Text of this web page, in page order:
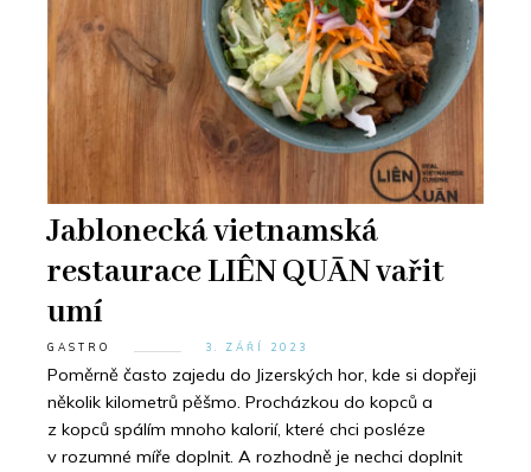
Jablonecká vietnamská
restaurace LIÊN QUĀN vařit
umí
GASTRO 3. ZÁŘÍ 2023
Poměrně často zajedu do Jizerských hor, kde si dopřeji
několik kilometrů pěšmo. Procházkou do kopců a
z kopců spálím mnoho kalorií, které chci posléze
v rozumné míře doplnit. A rozhodně je nechci doplnit